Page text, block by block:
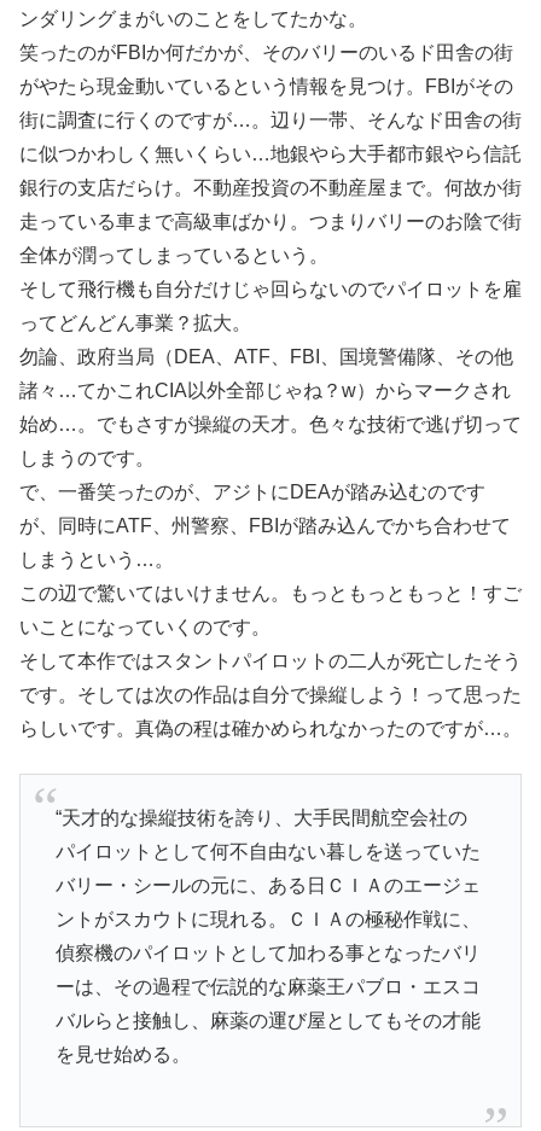
ンダリングまがいのことをしてたかな。
笑ったのがFBIか何だかが、そのバリーのいるド田舎の街
がやたら現金動いているという情報を見つけ。FBIがその
街に調査に行くのですが…。辺り一帯、そんなド田舎の街
に似つかわしく無いくらい…地銀やら大手都市銀やら信託
銀行の支店だらけ。不動産投資の不動産屋まで。何故か街
走っている車まで高級車ばかり。つまりバリーのお陰で街
全体が潤ってしまっているという。
そして飛行機も自分だけじゃ回らないのでパイロットを雇
ってどんどん事業？拡大。
勿論、政府当局（DEA、ATF、FBI、国境警備隊、その他
諸々…てかこれCIA以外全部じゃね？w）からマークされ
始め…。でもさすが操縦の天才。色々な技術で逃げ切って
しまうのです。
で、一番笑ったのが、アジトにDEAが踏み込むのです
が、同時にATF、州警察、FBIが踏み込んでかち合わせて
しまうという…。
この辺で驚いてはいけません。もっともっともっと！すご
いことになっていくのです。
そして本作ではスタントパイロットの二人が死亡したそう
です。そしては次の作品は自分で操縦しよう！って思った
らしいです。真偽の程は確かめられなかったのですが…。
“天才的な操縦技術を誇り、大手民間航空会社の
パイロットとして何不自由ない暮しを送っていた
バリー・シールの元に、ある日ＣＩＡのエージェ
ントがスカウトに現れる。ＣＩＡの極秘作戦に、
偵察機のパイロットとして加わる事となったバリ
ーは、その過程で伝説的な麻薬王パブロ・エスコ
バルらと接触し、麻薬の運び屋としてもその才能
を見せ始める。